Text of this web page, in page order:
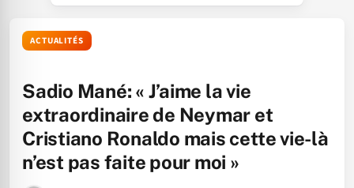
ACTUALITÉS
Sadio Mané: « J’aime la vie
extraordinaire de Neymar et
Cristiano Ronaldo mais cette vie-là
n’est pas faite pour moi »